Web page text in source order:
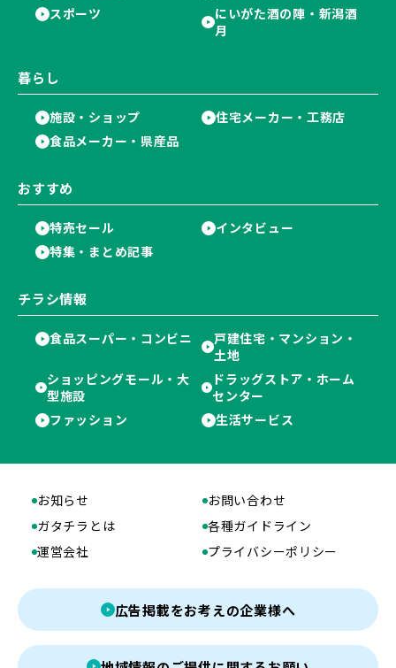
スポーツ
にいがた酒の陣・新潟酒
月
暮らし
施設・ショップ
住宅メーカー・工務店
食品メーカー・県産品
おすすめ
特売セール
インタビュー
特集・まとめ記事
チラシ情報
食品スーパー・コンビニ
戸建住宅・マンション・
土地
ショッピングモール・大
型施設
ドラッグストア・ホーム
センター
ファッション
生活サービス
お知らせ
お問い合わせ
ガタチラとは
各種ガイドライン
運営会社
プライバシーポリシー
広告掲載をお考えの企業様へ